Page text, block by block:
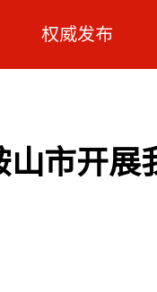
权威发布
山市开